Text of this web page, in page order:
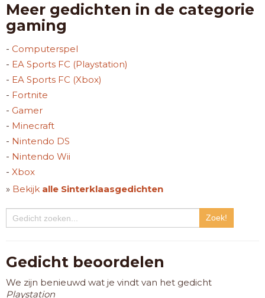
Meer gedichten in de categorie
gaming
- Computerspel
- EA Sports FC (Playstation)
- EA Sports FC (Xbox)
- Fortnite
- Gamer
- Minecraft
- Nintendo DS
- Nintendo Wii
- Xbox
» Bekijk alle Sinterklaasgedichten
Gedicht beoordelen
We zijn benieuwd wat je vindt van het gedicht
Playstation